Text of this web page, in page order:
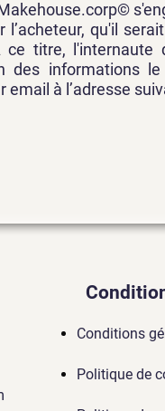
l’acheteur, qu'il
ce titre, l'internaute
des informations
email à l’adresse
Conditions
Politique de